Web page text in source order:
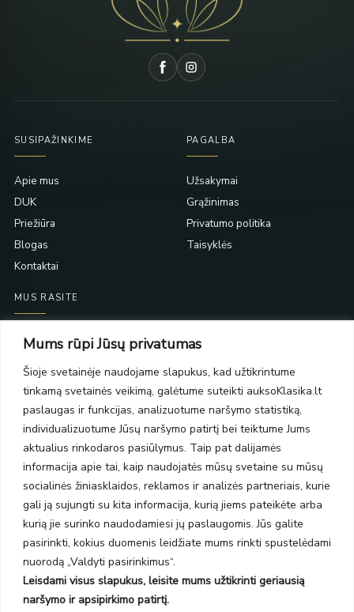
Mums rūpi Jūsų privatumas
Šioje svetainėje naudojame slapukus, kad užtikrintume
tinkamą svetainės veikimą, galėtume suteikti auksoKlasika.lt
paslaugas ir funkcijas, analizuotume naršymo statistiką,
individualizuotume Jūsų naršymo patirtį bei teiktume Jums
aktualius rinkodaros pasiūlymus. Taip pat dalijamės
informacija apie tai, kaip naudojatės mūsų svetaine su mūsų
socialinės žiniasklaidos, reklamos ir analizės partneriais, kurie
gali ją sujungti su kita informacija, kurią jiems pateikėte arba
kurią jie surinko naudodamiesi jų paslaugomis. Jūs galite
pasirinkti, kokius duomenis leidžiate mums rinkti spustelėdami
nuorodą „Valdyti pasirinkimus“.
Leisdami visus slapukus, leisite mums užtikrinti geriausią
naršymo ir apsipirkimo patirtį.
SUSIPAŽINKIME
Apie mus
DUK
Priežiūra
Blogas
Kontaktai
PAGALBA
Užsakymai
Grąžinimas
Privatumo politika
Taisyklės
MUS RASITE
Taikos pr. 139
PC Molas, Klaipėda
Taikos pr. 141
PC BIG 2, Klaipėda
Šilutės pl. 35
PC Banginis, Klaipėda
NAUJIENLAIŠKIS
Prenumeruokite ir gaukite pasiūlymus, naujienas bei riboto
leidimo kolekcijas.